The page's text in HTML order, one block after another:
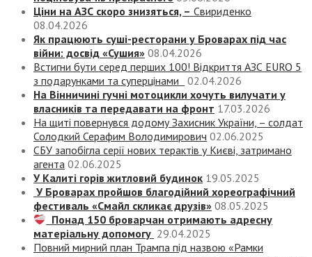
Ціни на АЗС скоро знизяться, – Свириденко
08.04.2026
Як працюють суші-ресторани у Броварах під час
війни: досвід «Сушия» 08.04.2026
Встигни бути серед перших 100! Відкриття АЗС EURO 5
з подарунками та суперцінами
02.04.2026
На Вінничині гучні мотоцикли хочуть вилучати у
власників та передавати на фронт 17.03.2026
На щиті повернувся додому Захисник України, – солдат
Солодкий Серафим Володимирович 02.06.2025
СБУ запобігла серії нових терактів у Києві, затримано
агента 02.06.2025
У Калиті горів житловий будинок 19.05.2025
У Броварах пройшов благодійний хореографічний
фестиваль «Смайл скликає друзів» 08.05.2025
Понад 150 броварчан отримають адресну
матеріальну допомогу 29.04.2025
Повний мирний план Трампа під назвою «‎Рамки